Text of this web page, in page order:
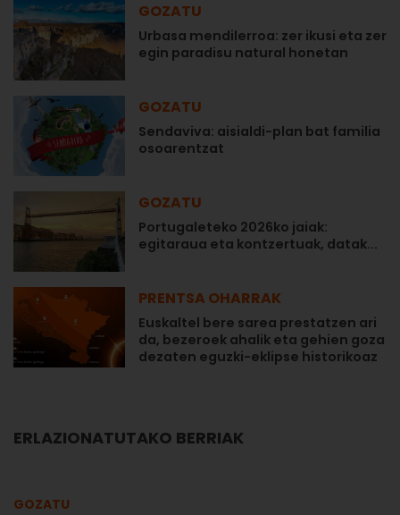
GOZATU
Urbasa mendilerroa: zer ikusi eta zer
egin paradisu natural honetan
GOZATU
Sendaviva: aisialdi-plan bat familia
osoarentzat
GOZATU
Portugaleteko 2026ko jaiak:
egitaraua eta kontzertuak, datak...
PRENTSA OHARRAK
Euskaltel bere sarea prestatzen ari
da, bezeroek ahalik eta gehien goza
dezaten eguzki-eklipse historikoaz
ERLAZIONATUTAKO BERRIAK
GOZATU